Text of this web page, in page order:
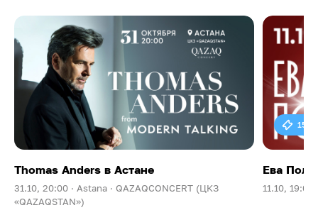
Thomas Anders в Астане
31.10, 20:00 · Astana · QAZAQCONCERT (ЦКЗ
«QAZAQSTAN»)
15
Ева
11.10, 19:00